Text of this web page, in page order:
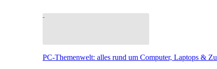
PC-Themenwelt: alles rund um Computer, Laptops &